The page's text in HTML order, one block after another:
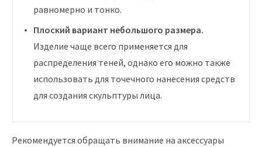
равномерно и тонко.
Плоский вариант небольшого размера.
Изделие чаще всего применяется для
распределения теней, однако его можно также
использовать для точечного нанесения средств
для создания скульптуры лица.
Рекомендуется обращать внимание на аксессуары